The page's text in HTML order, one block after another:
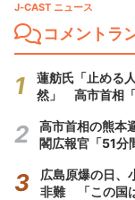
J-CAST ニュース
コメントラ
蓮舫氏「止める
然」 高市首相
高市首相の熊本
閣広報官「51分
広島原爆の日、
非難 「この国